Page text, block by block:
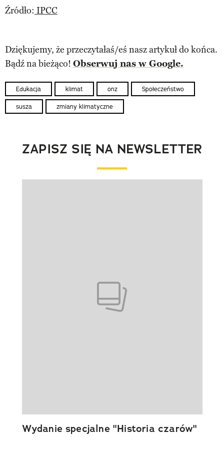
Źródło: IPCC
Dziękujemy, że przeczytałaś/eś nasz artykuł do końca.
Bądź na bieżąco! Obserwuj nas w Google.
Edukacja klimat onz Społeczeństwo
susza zmiany klimatyczne
ZAPISZ SIĘ NA NEWSLETTER
Wydanie specjalne "Historia czarów"